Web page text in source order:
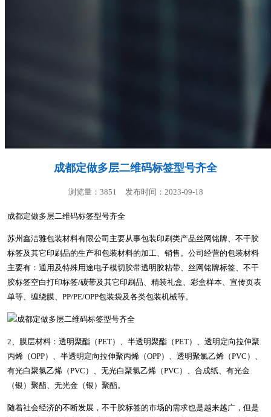
成都定做多层二维码标签型号齐全
浏览量：3851 发布时间：2023-09-18
成都定做多层二维码标签型号齐全
苏州鑫洁雅包装材料有限公司主要从事包装印刷类产品丝网铭牌、不干胶
标签及其它印刷品的生产和包装材料的加工、销售。公司经营的包装材料
主要有：通用及特殊用途电子模切胶带透明胶粘带、丝网铭牌标签、不干
胶标签空白打印标签/碳带及其它印刷品、精装礼盒、彩盒样本、宣传页表
单等、缠绕膜、PP/PE/OPP包装袋及各类包装机械等。
2、膜层材料：透明聚酯（PET）、半透明聚酯（PET）、透明定向拉伸聚
丙烯（OPP）、半透明定向拉伸聚丙烯（OPP）、透明聚氯乙烯（PVC）、
有光白聚氯乙烯（PVC）、无光白聚氯乙烯（PVC）、合成纸、有光金
（银）聚酯、无光金（银）聚酯。
随着社会经济的不断发展，不干胶标签的市场的需求也是越来越广，但是